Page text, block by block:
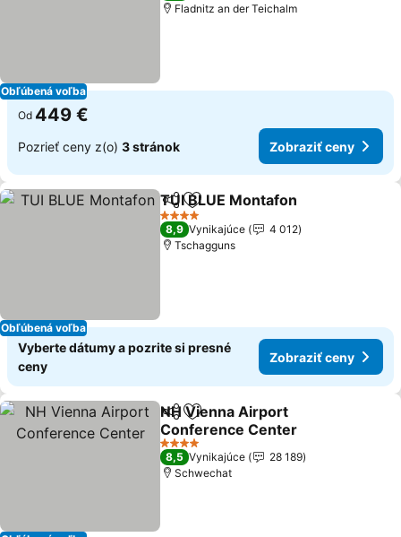
Obľúbená voľba
Fladnitz an der Teichalm
Od 449 €
Pozrieť ceny z(o) 3 stránok Zobraziť ceny
Obľúbená voľba
ZdieľaťPridať do obľúbených
TUI BLUE Montafon
4 Počet hviezdičiek
8,9 Vynikajúce
4 012
Tschagguns
Vyberte dátumy a pozrite si presné
ceny
Zobraziť ceny
ZdieľaťPridať do obľúbených
NH Vienna Airport
Conference Center
4 Počet hviezdičiek
8,5 Vynikajúce
28 189
Schwechat